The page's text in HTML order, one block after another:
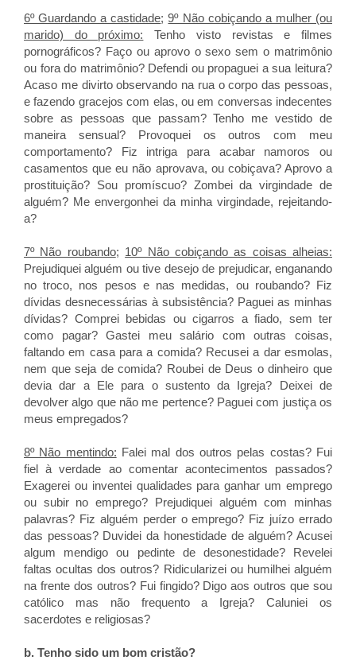
6º Guardando a castidade;9º Não cobiçando a mulher (ou
marido) do próximo: Tenho visto revistas e filmes
pornográficos? Faço ou aprovo o sexo sem o matrimônio
ou fora do matrimônio? Defendi ou propaguei a sua leitura?
Acaso me divirto observando na rua o corpo das pessoas,
e fazendo gracejos com elas, ou em conversas indecentes
sobre as pessoas que passam? Tenho me vestido de
maneira sensual? Provoquei os outros com meu
comportamento? Fiz intriga para acabar namoros ou
casamentos que eu não aprovava, ou cobiçava? Aprovo a
prostituição? Sou promíscuo? Zombei da virgindade de
alguém? Me envergonhei da minha virgindade, rejeitando-
a?
7º Não roubando; 10º Não cobiçando as coisas alheias:
Prejudiquei alguém ou tive desejo de prejudicar, enganando
no troco, nos pesos e nas medidas, ou roubando? Fiz
dívidas desnecessárias à subsistência? Paguei as minhas
dívidas? Comprei bebidas ou cigarros a fiado, sem ter
como pagar? Gastei meu salário com outras coisas,
faltando em casa para a comida? Recusei a dar esmolas,
nem que seja de comida? Roubei de Deus o dinheiro que
devia dar a Ele para o sustento da Igreja? Deixei de
devolver algo que não me pertence? Paguei com justiça os
meus empregados?
8º Não mentindo: Falei mal dos outros pelas costas? Fui
fiel à verdade ao comentar acontecimentos passados?
Exagerei ou inventei qualidades para ganhar um emprego
ou subir no emprego? Prejudiquei alguém com minhas
palavras? Fiz alguém perder o emprego? Fiz juízo errado
das pessoas? Duvidei da honestidade de alguém? Acusei
algum mendigo ou pedinte de desonestidade? Revelei
faltas ocultas dos outros? Ridicularizei ou humilhei alguém
na frente dos outros? Fui fingido? Digo aos outros que sou
católico mas não frequento a Igreja? Caluniei os
sacerdotes e religiosas?
b. Tenho sido um bom cristão?